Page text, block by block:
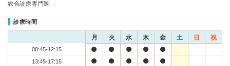
総合診療専門医
診療時間
月 火 水 木 金 土 日 祝
08:45-12:15
13:45-17:15